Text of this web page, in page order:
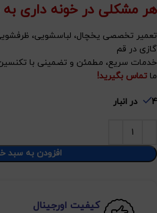
هر مشکلی در خونه داری به
تعمیر تخصصی یخچال، لباسشویی،
گازی در قم
خدمات سریع، مطمئن و تضمینی با
ما تماس بگیرید!
4 در انبار
افزودن به سبد
کیفیت اورجینال